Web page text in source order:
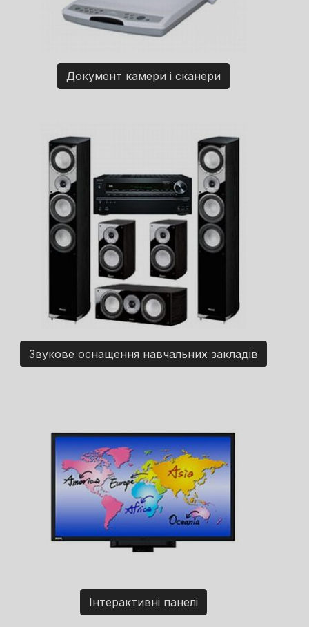
Документ камери і сканери
Звукове оснащення навчальних закладів
Інтерактивні панелі